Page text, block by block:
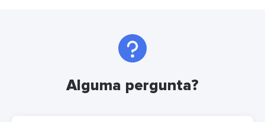
Alguma pergunta?